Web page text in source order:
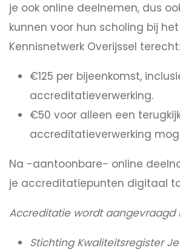
je ook online deelnemen, dus
kunnen voor hun scholing bij
Kennisnetwerk Overijssel terecht:
€125 per bijeenkomst,
accreditatieverwerking.
€50 voor alleen een
accreditatieverwerking
Na -aantoonbare- online
je accreditatiepunten digitaal
Accreditatie wordt aangevraagd
Stichting Kwaliteitsregister